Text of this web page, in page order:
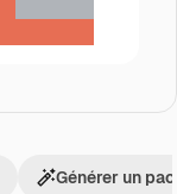
Générer un